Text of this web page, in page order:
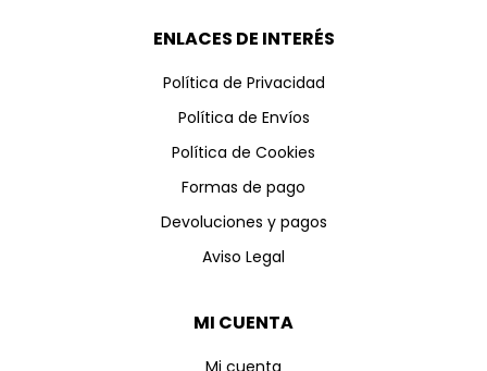
ENLACES DE INTERÉS
Política de Privacidad
Política de Envíos
Política de Cookies
Formas de pago
Devoluciones y pagos
Aviso Legal
MI CUENTA